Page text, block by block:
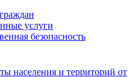
услуги
безопасность
населения и территорий от